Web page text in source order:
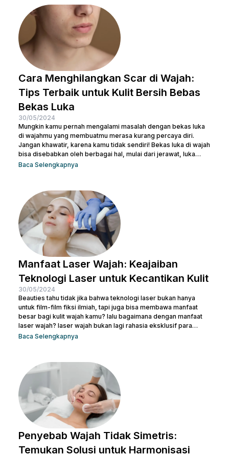
serupa, terlepas dari kemasan di bagian luarnya. Sebelum
salah langkah, Nulook sudah menyiapkan informasi lengkap
mengenai...
Cara Menghilangkan Scar di Wajah:
Tips Terbaik untuk Kulit Bersih Bebas
Bekas Luka
30/05/2024
Mungkin kamu pernah mengalami masalah dengan bekas luka
di wajahmu yang membuatmu merasa kurang percaya diri.
Jangan khawatir, karena kamu tidak sendiri! Bekas luka di wajah
bisa disebabkan oleh berbagai hal, mulai dari jerawat, luka
bakar, hingga bekas operasi. Ada banyak cara menghilangkan
beauties mengetahui cara terbaik menghilangkan bekas luka
agar kamu bisa kembali memiliki kulit yang mulus dan percaya...
Baca Selengkapnya
Manfaat Laser Wajah: Keajaiban
Teknologi Laser untuk Kecantikan Kulit
30/05/2024
Beauties tahu tidak jika bahwa teknologi laser bukan hanya
untuk film-film fiksi ilmiah, tapi juga bisa membawa manfaat
besar bagi kulit wajah kamu? lalu bagaimana dengan manfaat
laser wajah? laser wajah bukan lagi rahasia eksklusif para
selebriti atau ahli kecantikan. Ini adalah solusi modern yang
Jadi, jika kamu ingin memperbaiki tekstur kulit, menghilangkan
noda, atau meremajakan kulit tanpa harus melewati prosedur...
Baca Selengkapnya
Penyebab Wajah Tidak Simetris:
Temukan Solusi untuk Harmonisasi